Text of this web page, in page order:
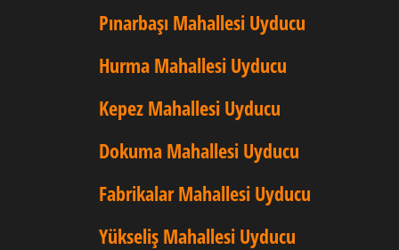
Pınarbaşı Mahallesi Uyducu
Hurma Mahallesi Uyducu
Kepez Mahallesi Uyducu
Dokuma Mahallesi Uyducu
Fabrikalar Mahallesi Uyducu
Yükseliş Mahallesi Uyducu